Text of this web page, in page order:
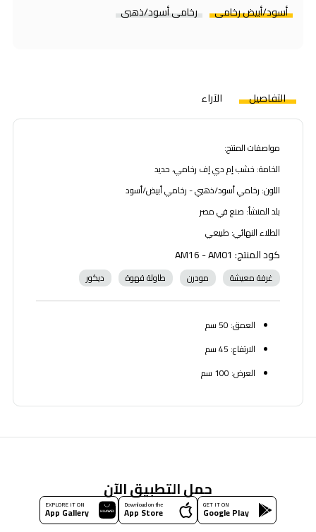
أسود/أبيض رخامي رخامي أسود/ذهبي
التفاصيل الآراء
مواصفات المنتج:
الخامة: خشب إم دي إف رخامي، حديد
اللون: رخامي أسود/ذهبي - رخامي أبيض/أسود
بلد المنشأ: صنع في مصر
الطلاء النهائي: طبيعي
كود المنتج: AM16 - AM01
غرفة معيشة مودرن طاولة قهوة ديكور
العمق: 50 سم
الارتفاع: 45 سم
العرض: 100 سم
حمل التطبيق الآن
GET IT ON
Google Play
Download on the
App Store
EXPLORE IT ON
App Gallery